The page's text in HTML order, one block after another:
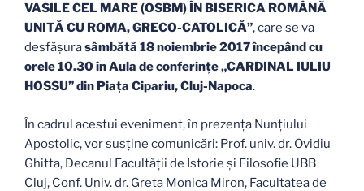
VASILE CEL MARE (OSBM) ÎN BISERICA ROMÂNĂ
UNITĂ CU ROMA, GRECO-CATOLICĂ”, care se va
desfășurasâmbătă 18 noiembrie 2017 începând cu
orele 10.30 în Aula de conferințe „CARDINAL IULIU
HOSSU” din Piaţa Cipariu, Cluj-Napoca.
În cadrul acestui eveniment, în prezența Nunțiului
Apostolic, vor susține comunicări: Prof. univ. dr. Ovidiu
Ghitta, Decanul Facultății de Istorie și Filosofie UBB
Cluj, Conf. Univ. dr. Greta Monica Miron, Facultatea de